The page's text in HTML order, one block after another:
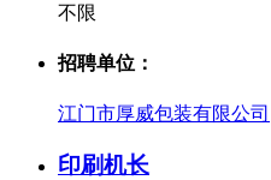
不限
招聘单位：
江门市厚威包装有限公司
印刷机长